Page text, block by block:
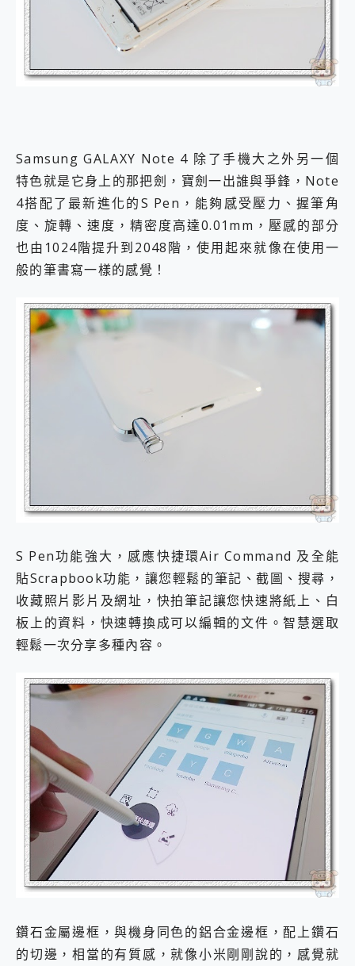
Samsung GALAXY Note 4 除了手機大之外另一個
特色就是它身上的那把劍，寶劍一出誰與爭鋒，Note
4搭配了最新進化的S Pen，能夠感受壓力、握筆角
度、旋轉、速度，精密度高達0.01mm，壓感的部分
也由1024階提升到2048階，使用起來就像在使用一
般的筆書寫一樣的感覺！
S Pen功能強大，感應快捷環Air Command 及全能
貼Scrapbook功能，讓您輕鬆的筆記、截圖、搜尋，
收藏照片影片及網址，快拍筆記讓您快速將紙上、白
板上的資料，快速轉換成可以編輯的文件。智慧選取
輕鬆一次分享多種內容。
鑽石金屬邊框，與機身同色的鋁合金邊框，配上鑽石
的切邊，相當的有質感，就像小米剛剛說的，感覺就